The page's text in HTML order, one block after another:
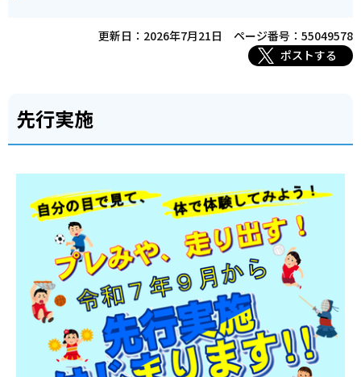
す
更新日：2026年7月21日
ページ番号：55049578
ポストする
先行実施